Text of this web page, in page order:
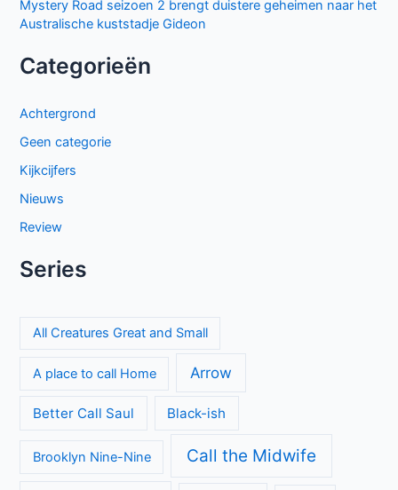
Mystery Road seizoen 2 brengt duistere geheimen naar het
Australische kuststadje Gideon
Categorieën
Achtergrond
Geen categorie
Kijkcijfers
Nieuws
Review
Series
All Creatures Great and Small
A place to call Home Arrow
Better Call Saul Black-ish
Brooklyn Nine-Nine Call the Midwife